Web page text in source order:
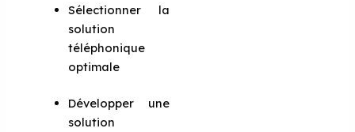
Sélectionner la
solution
téléphonique
optimale
Développer une
solution